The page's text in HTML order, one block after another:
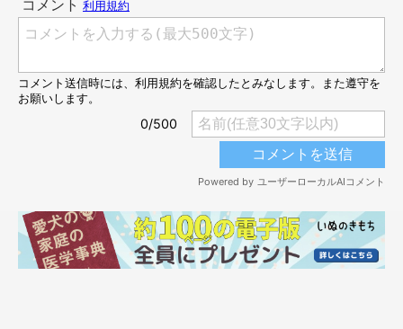
当時の様子について飼い主さんに話を聞くと、
「なんか気配を感
と思って振り返ると、ポメくんは先程の写真のように飼
の、ちゃんとお座りをして見つめてくれたのは今回が初めてだっ
たのだとか。